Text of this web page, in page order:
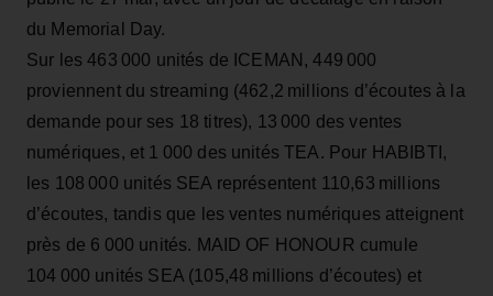
du Memorial Day.
Sur les 463 000 unités de ICEMAN, 449 000
proviennent du streaming (462,2 millions d’écoutes à la
demande pour ses 18 titres), 13 000 des ventes
numériques, et 1 000 des unités TEA. Pour HABIBTI,
les 108 000 unités SEA représentent 110,63 millions
d’écoutes, tandis que les ventes numériques atteignent
près de 6 000 unités. MAID OF HONOUR cumule
104 000 unités SEA (105,48 millions d’écoutes) et